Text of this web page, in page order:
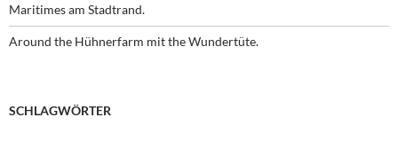
Maritimes am Stadtrand.
Around the Hühnerfarm mit the Wundertüte.
SCHLAGWÖRTER